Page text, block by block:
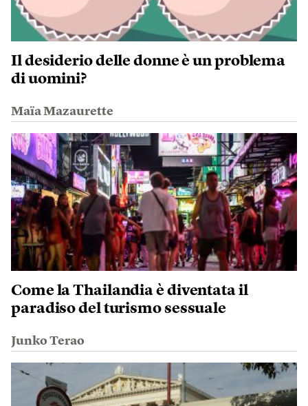
Il desiderio delle donne è un problema
di uomini?
Maïa Mazaurette
Come la Thailandia è diventata il
paradiso del turismo sessuale
Junko Terao